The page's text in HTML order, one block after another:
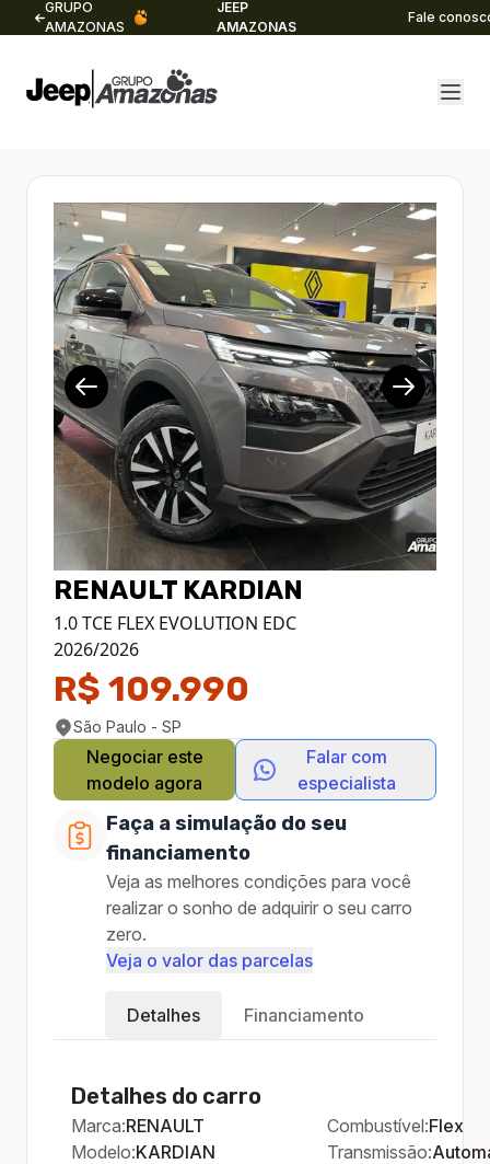
GRUPO
AMAZONAS
JEEP
AMAZONAS
Fale
1/14
RENAULT KARDIAN
1.0 TCE FLEX EVOLUTION EDC
2026/2026
R$ 109.990
São Paulo - SP
Negociar este
modelo agora
Falar com
especialista
Faça a simulação do seu
financiamento
Veja as melhores condições para você
realizar o sonho de adquirir o seu carro
zero.
Veja o valor das parcelas
Detalhes Financiamento
Detalhes do carro
Marca:RENAULT
Modelo:KARDIAN
Combustível:Flex
Transmissão: